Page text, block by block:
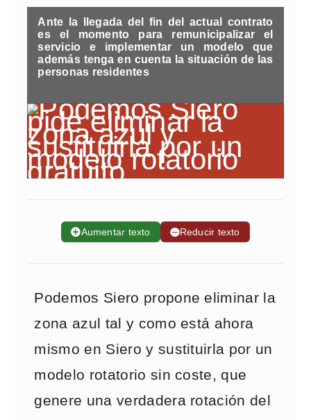
Ante la llegada del fin del actual contrato
es el momento para remunicipalizar el
servicio e implementar un modelo que
además tenga en cuenta la situación de las
personas residentes
➕Aumentar texto ➖Reducir texto
Podemos Siero propone eliminar la
zona azul tal y como está ahora
mismo en Siero y sustituirla por un
modelo rotatorio sin coste, que
genere una verdadera rotación del